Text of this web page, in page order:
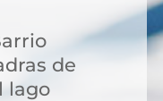
de
lago